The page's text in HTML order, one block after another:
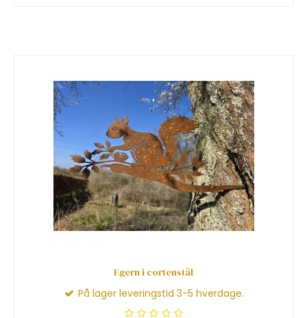
Egern i cortenstål
På lager leveringstid 3-5 hverdage.